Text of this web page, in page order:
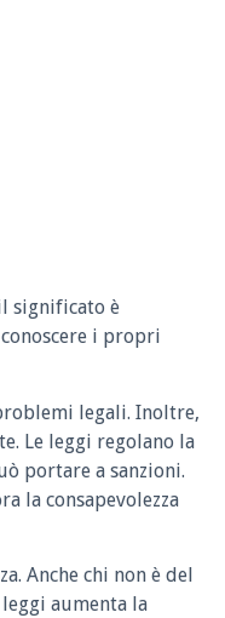
significato è
i propri
legali. Inoltre,
Le leggi regolano la
portare a sanzioni.
la consapevolezza
Anche chi non è del
aumenta la